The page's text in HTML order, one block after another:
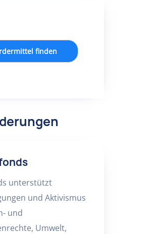
finden
unterstützt
und Aktivismus
und
Umwelt,